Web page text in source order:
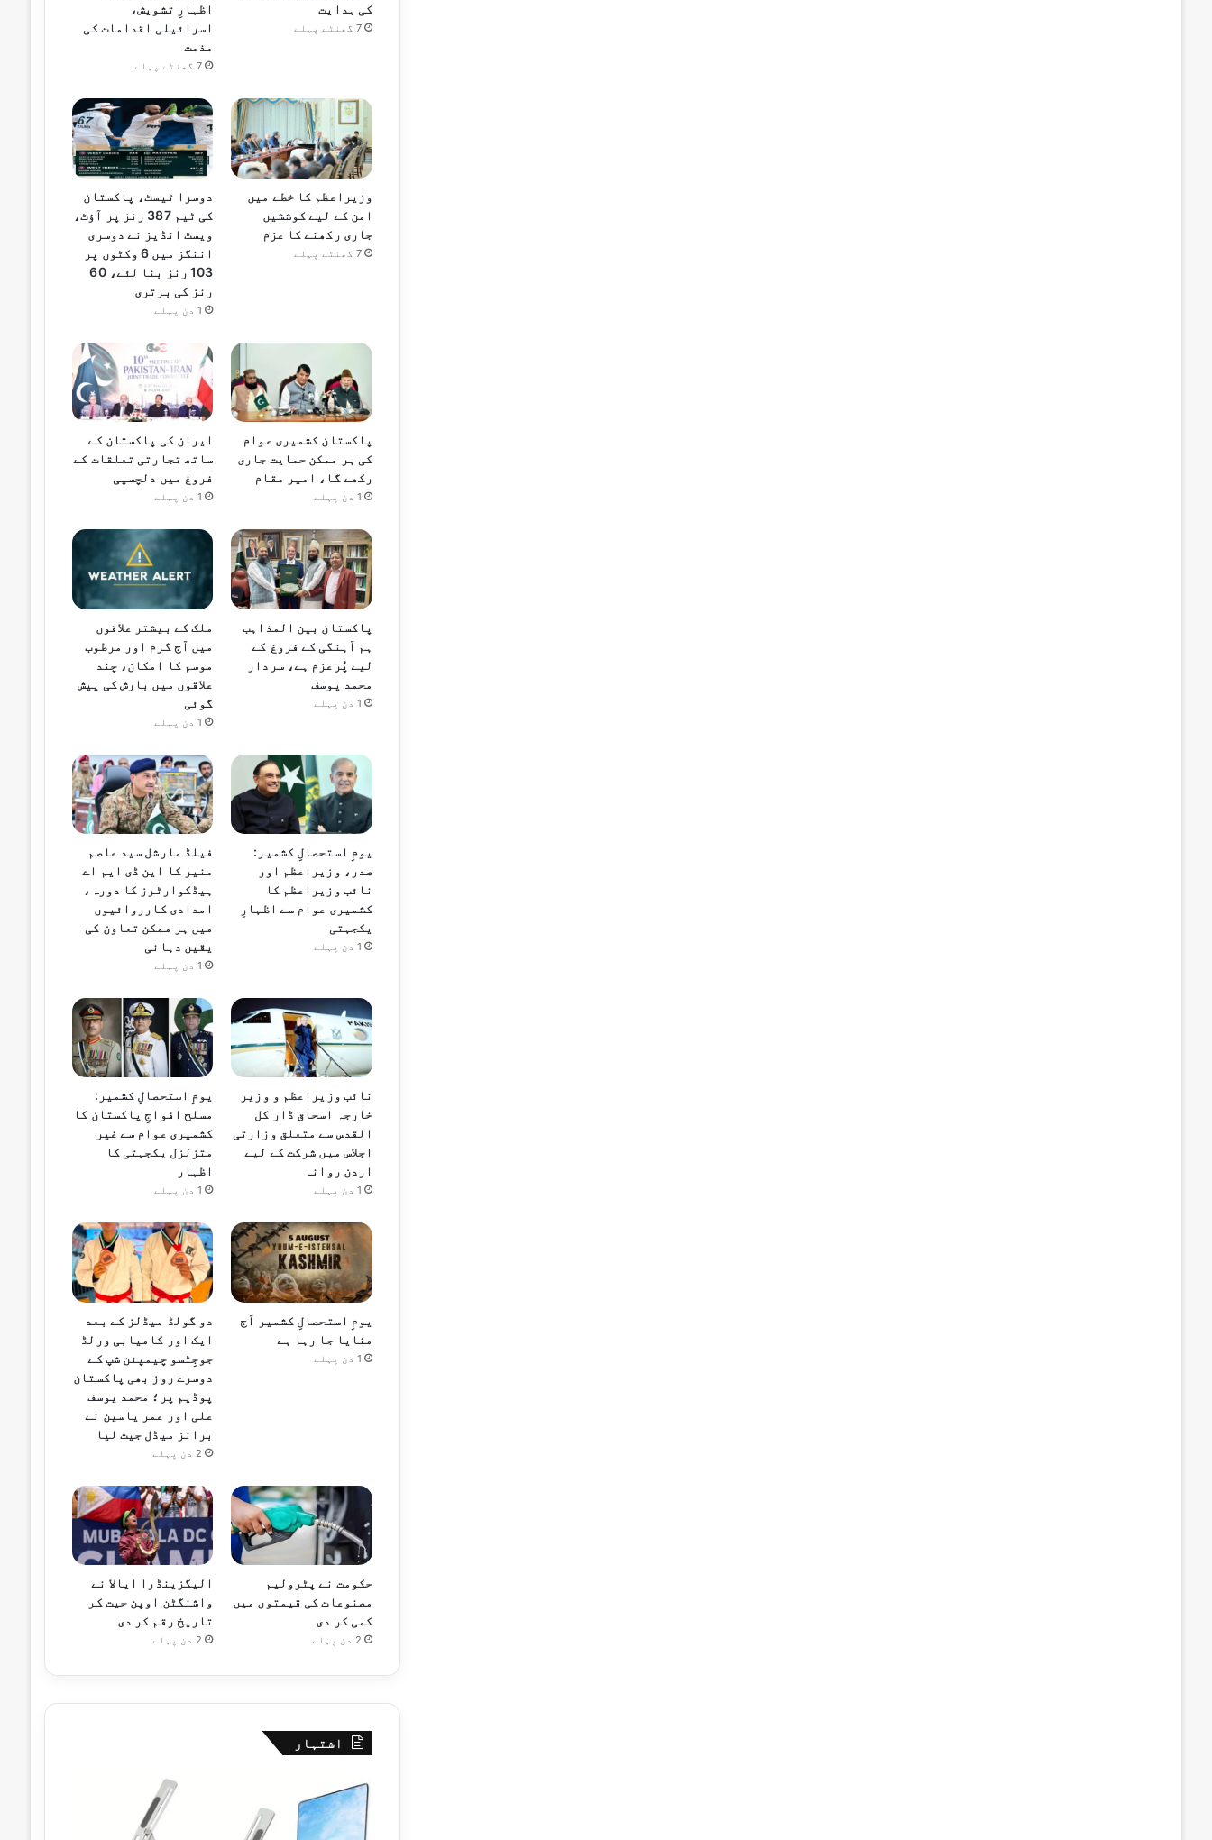
کی ہدایت
7 گھنٹے پہلے
اظہارِ تشویش،
اسرائیلی اقدامات کی
مذمت
7 گھنٹے پہلے
وزیراعظم کا خطے میں
امن کے لیے کوششیں
جاری رکھنے کا عزم
7 گھنٹے پہلے
دوسرا ٹیسٹ، پاکستان
کی ٹیم 387 رنز پر آؤٹ،
ویسٹ انڈیز نے دوسری
اننگز میں 6 وکٹوں پر
103 رنز بنا لئے، 60
رنز کی برتری
1 دن پہلے
پاکستان کشمیری عوام
کی ہر ممکن حمایت جاری
رکھے گا، امیر مقام
1 دن پہلے
ایران کی پاکستان کے
ساتھ تجارتی تعلقات کے
فروغ میں دلچسپی
1 دن پہلے
پاکستان بین المذاہب
ہم آہنگی کے فروغ کے
لیے پُرعزم ہے، سردار
محمد یوسف
1 دن پہلے
ملک کے بیشتر علاقوں
میں آج گرم اور مرطوب
موسم کا امکان، چند
علاقوں میں بارش کی پیش
گوئی
1 دن پہلے
یومِ استحصالِ کشمیر:
صدر، وزیراعظم اور
نائب وزیراعظم کا
کشمیری عوام سے اظہارِ
یکجہتی
1 دن پہلے
فیلڈ مارشل سید عاصم
منیر کا این ڈی ایم اے
ہیڈکوارٹرز کا دورہ،
امدادی کارروائیوں
میں ہر ممکن تعاون کی
یقین دہانی
1 دن پہلے
نائب وزیراعظم و وزیر
خارجہ اسحاق ڈار کل
القدس سے متعلق وزارتی
اجلاس میں شرکت کے لیے
اردن روانہ
1 دن پہلے
یومِ استحصالِ کشمیر:
مسلح افواجِ پاکستان کا
کشمیری عوام سے غیر
متزلزل یکجہتی کا
اظہار
1 دن پہلے
یومِ استحصالِ کشمیر آج
منایا جا رہا ہے
1 دن پہلے
دو گولڈ میڈلز کے بعد
ایک اور کامیابی ورلڈ
جوجِٹسو چیمپئن شپ کے
دوسرے روز بھی پاکستان
پوڈیم پر؛ محمد یوسف
علی اور عمر یاسین نے
برانز میڈل جیت لیا
2 دن پہلے
حکومت نے پٹرولیم
مصنوعات کی قیمتوں میں
کمی کر دی
2 دن پہلے
الیگزینڈرا ایالا نے
واشنگٹن اوپن جیت کر
تاریخ رقم کر دی
2 دن پہلے
اشتہار